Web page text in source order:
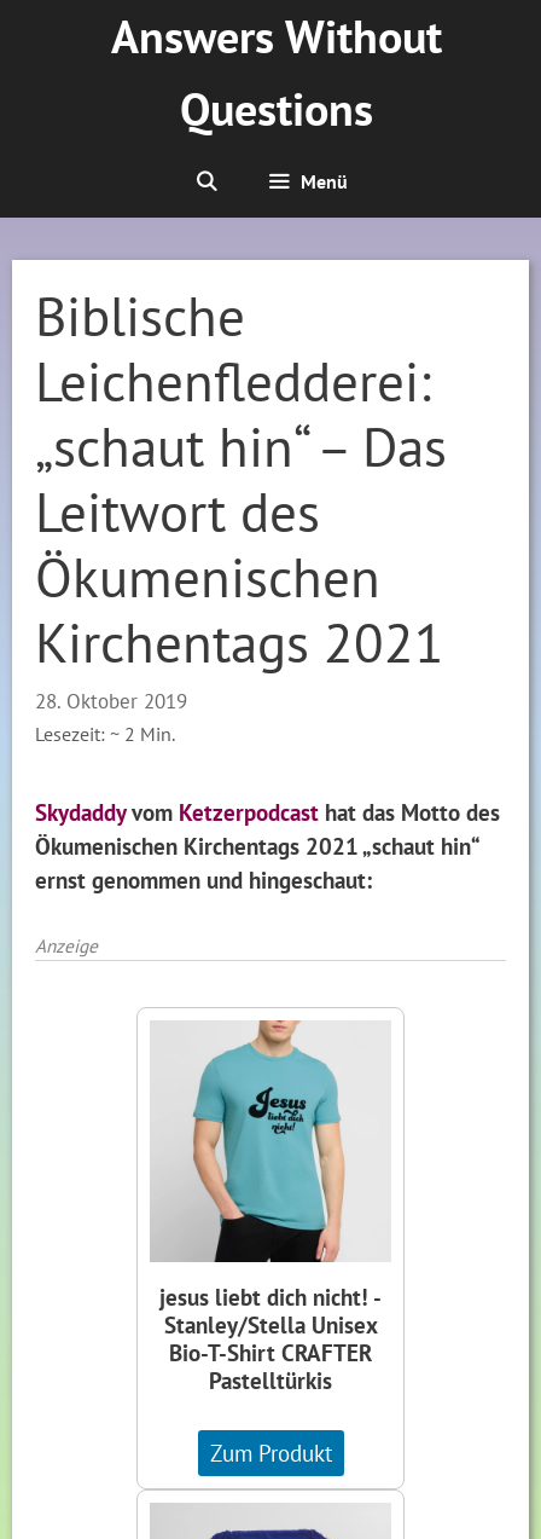
Answers Without
Questions
Menü
Biblische
Leichenfledderei:
„schaut hin“ – Das
Leitwort des
Ökumenischen
Kirchentags 2021
28. Oktober 2019
Lesezeit: ~ 2 Min.
Skydaddyvom Ketzerpodcast hat das Motto des
Ökumenischen Kirchentags 2021 „schaut hin“
ernst genommen und hingeschaut:
Anzeige
jesus liebt dich nicht! -
Stanley/Stella Unisex
Bio-T-Shirt CRAFTER
Pastelltürkis
Zum Produkt